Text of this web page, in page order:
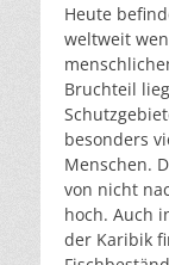
Heute
weltweit
Bruchteil
besonders
Menschen.
von nicht
hoch. Auch
der Karibik